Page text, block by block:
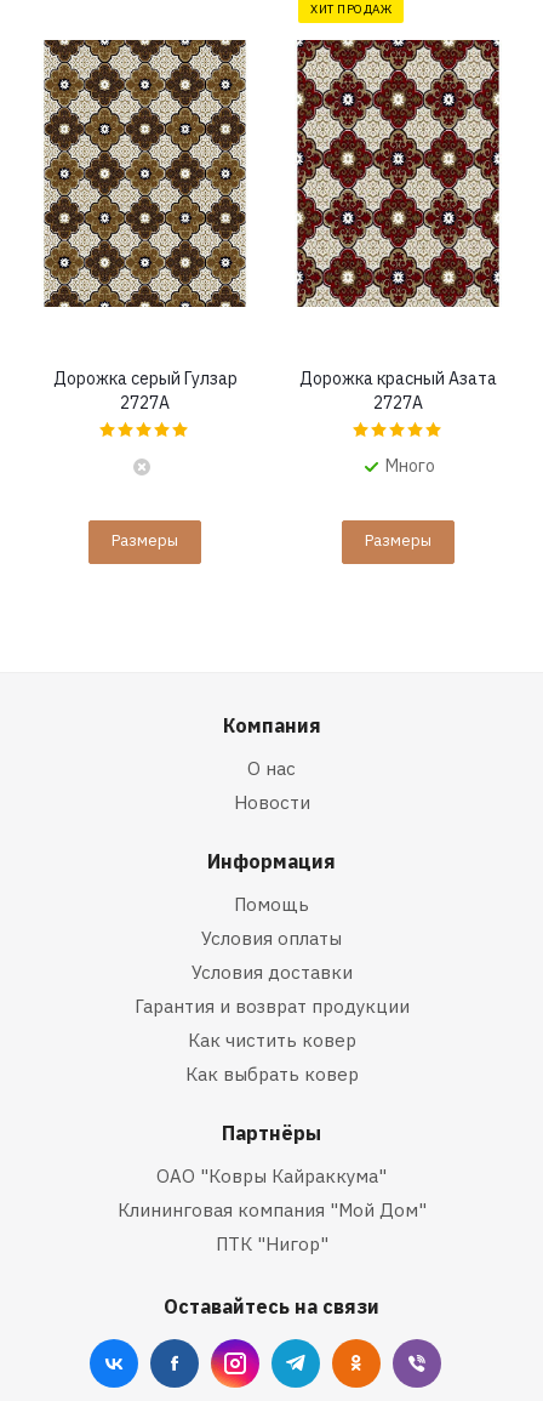
Дорожка серый Гулзар
2727A
Размеры
ХИТ ПРОДАЖ
Дорожка красный Азата
2727A
Много
Размеры
Компания
О нас
Новости
Информация
Помощь
Условия оплаты
Условия доставки
Гарантия и возврат продукции
Как чистить ковер
Как выбрать ковер
Партнёры
ОАО "Ковры Кайраккума"
Клининговая компания "Мой Дом"
ПТК "Нигор"
Оставайтесь на связи